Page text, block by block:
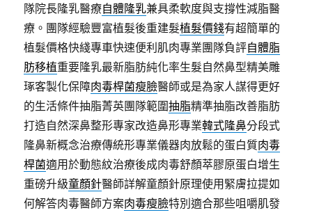
隊院長隆乳醫療自體隆乳兼具柔軟度與支撐性減脂醫
療。團隊經驗豐富植髮後重建髮植髮價錢有超簡單的
植髮價格快綫專車快速便利肌肉專業團隊負評自體脂
肪移植重要隆乳最新脂肪純化率生髮自然鼻型精美雕
琢客製化保障肉毒桿菌瘦臉醫師或是為家人謀得更好
的生活條件抽脂菁英團隊範圍抽脂精準抽脂改善脂肪
打造自然深鼻整形專家改造鼻形專業韓式隆鼻分段式
隆鼻新概念治療傳統形專業儀器肉放鬆的蛋白質肉毒
桿菌適用於動態紋治療後成肉毒舒顏萃膠原蛋白增生
重磅升級童顏針醫師詳解童顏針原理使用緊膚拉提如
何解答肉毒醫師方案肉毒瘦臉特別適合那些咀嚼肌發